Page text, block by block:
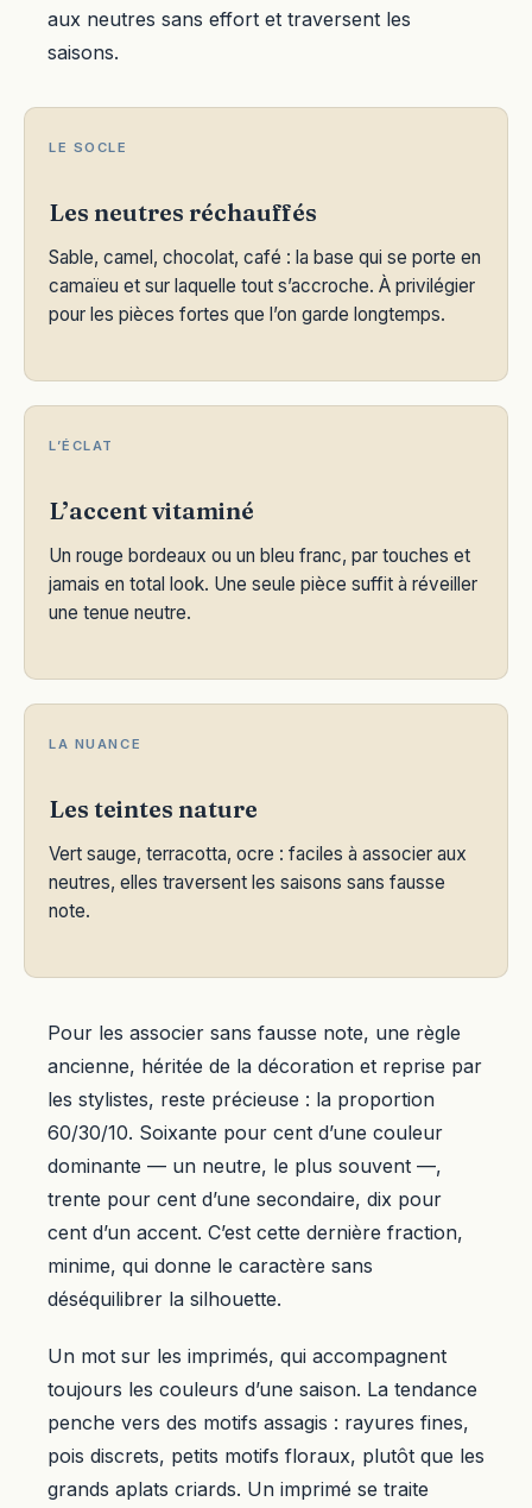
aux neutres sans effort et traversent les
saisons.
LE SOCLE
Les neutres réchauffés
Sable, camel, chocolat, café : la base qui se porte en
camaïeu et sur laquelle tout s’accroche. À privilégier
pour les pièces fortes que l’on garde longtemps.
L’ÉCLAT
L’accent vitaminé
Un rouge bordeaux ou un bleu franc, par touches et
jamais en total look. Une seule pièce suffit à réveiller
une tenue neutre.
LA NUANCE
Les teintes nature
Vert sauge, terracotta, ocre : faciles à associer aux
neutres, elles traversent les saisons sans fausse
note.
Pour les associer sans fausse note, une règle
ancienne, héritée de la décoration et reprise par
les stylistes, reste précieuse : la proportion
60/30/10. Soixante pour cent d’une couleur
dominante — un neutre, le plus souvent —,
trente pour cent d’une secondaire, dix pour
cent d’un accent. C’est cette dernière fraction,
minime, qui donne le caractère sans
déséquilibrer la silhouette.
Un mot sur les imprimés, qui accompagnent
toujours les couleurs d’une saison. La tendance
penche vers des motifs assagis : rayures fines,
pois discrets, petits motifs floraux, plutôt que les
grands aplats criards. Un imprimé se traite